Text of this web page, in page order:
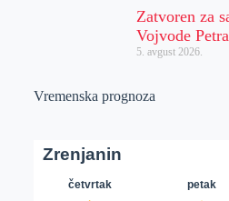
Zatvoren za
Vojvode
5. avgust 2026.
Vremenska prognoza